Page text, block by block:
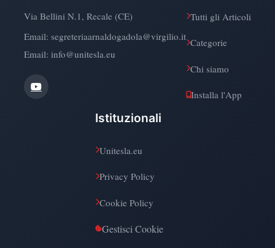
Via Bellini N.1, Recale (CE)
Email: segreteriaarnaldogadola@virgilio.it
Email: info@unitesla.eu
Tutti gli Articoli
Categorie
Chi siamo
Installa l'App
Istituzionali
Unitesla.eu
Privacy Policy
Cookie Policy
Gestisci Cookie